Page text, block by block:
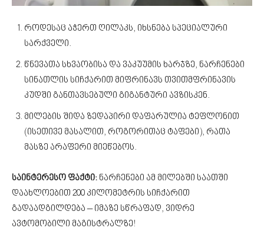
როდესაც აჭერთ ღილაკს, იხსნება სპეციალური
სარქველი.
წნევათა სხვაობისა და ვაკუუმის ხარჯზე, ნარჩენები
სინათლის სიჩქარით მიფრინავს თვითმფრინავის
კუდში განთავსებული გიგანტური ავზისკენ.
მილების შიდა ზედაპირი დაფარულია ტეფლონით
(ისეთივე მასალით, როგორითაც ტაფები), რათა
მასზე არაფერი მიეწებოს.
საინტერესო ფაქტი: ნარჩენები ამ მილებში საათში
დაახლოებით 200 კილომეტრის სიჩქარით
გადაადგილდება – იმაზე სწრაფად, ვიდრე
ავტომობილი მაგისტრალზე!